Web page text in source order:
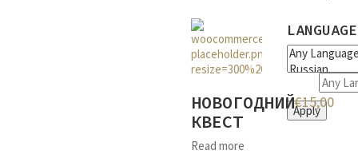
НОВОГОДНИЙ
КВЕСТ
Read more
€15,00
LANGUAGE
Apply